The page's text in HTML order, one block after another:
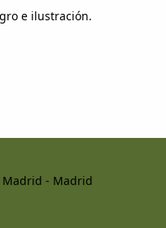
e ilustración.
Madrid - Madrid